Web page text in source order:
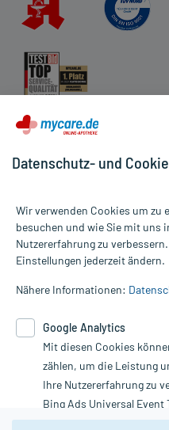
Alle Preise gelten inkl. MwSt.,
Informationen auf dieser
die Untersuchung und
Therapien eingeleitet werden
Google Analytics. Lesen Sie
unserer
nutzen Sie das Formular:
Vertrag widerrufen
Datenschutz- und
Wir verwenden Cookies um zu
besuchen und wie Sie mit uns
Nutzererfahrung zu
Einstellungen jederzeit ändern.
Nähere Informationen:
Google Analytics
Mit diesen Cookies
zählen, um die Leistung
Ihre Nutzererfahrung zu
Bing Ads Universal Event
Youtube-Social Plugin).